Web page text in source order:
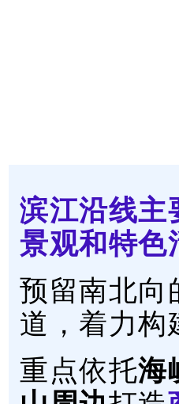
滨江沿线主
景观和特色
预留南北
道，着力构
重点依托海